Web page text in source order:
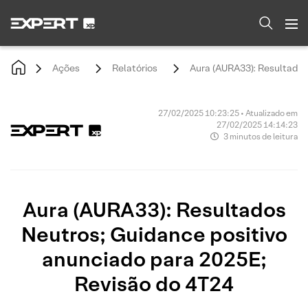
Ações Relatórios Aura (AURA33):
27/02/2025 10:23:25 • Atualizado em
27/02/2025 14:14:23
3 minutos de leitura
Aura (AURA33): Resultados
Neutros; Guidance positivo
anunciado para 2025E;
Revisão do 4T24